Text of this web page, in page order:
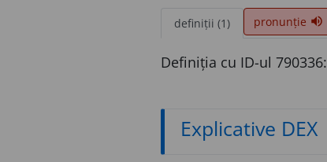
definiții (1) pronunție volume_up
Definiția cu ID-ul 790336:
Explicative DEX